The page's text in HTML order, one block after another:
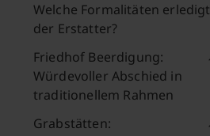
Welche Formalitäten erledigt
der Erstatter?
Friedhof Beerdigung:
Würdevoller Abschied in
traditionellem Rahmen
Grabstätten: